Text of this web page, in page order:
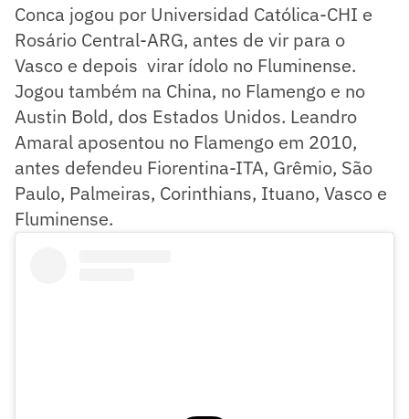
Conca jogou por Universidad Católica-CHI e
Rosário Central-ARG, antes de vir para o
Vasco e depois virar ídolo no Fluminense.
Jogou também na China, no Flamengo e no
Austin Bold, dos Estados Unidos. Leandro
Amaral aposentou no Flamengo em 2010,
antes defendeu Fiorentina-ITA, Grêmio, São
Paulo, Palmeiras, Corinthians, Ituano, Vasco e
Fluminense.